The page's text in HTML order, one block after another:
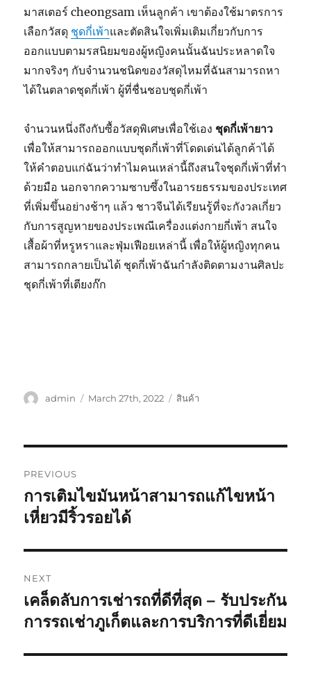
มาสเตอร์ cheongsam เห็นลูกค้า เขาต้องใช้มาตรการ
เลือกวัสดุ ชุดกี่เพ้าและตัดสินใจเพิ่มเติมเกี่ยวกับการ
ออกแบบตามรสนิยมของผู้หญิงคนนั้นฉันประหลาดใจ
มากจริงๆ กับจำนวนชนิดของวัสดุไหมที่ฉันสามารถหา
ได้ในตลาดชุดกี่เพ้า ผู้ที่ชื่นชอบชุดกี่เพ้า
จำนวนหนึ่งถึงกับซื้อวัสดุพิเศษเพื่อใช้เอง ชุดกี่เพ้ายาว
เพื่อให้สามารถออกแบบชุดกี่เพ้าที่โดดเด่นได้ลูกค้าได้
ให้คำตอบแก่ฉันว่าทำไมคนเหล่านี้ถึงสนใจชุดกี่เพ้าที่ทำ
ด้วยมือ นอกจากความซาบซึ้งในอารยธรรมของประเทศ
ที่เพิ่มขึ้นอย่างช้าๆ แล้ว ชาวจีนได้เรียนรู้ที่จะกังวลเกี่ยว
กับการสูญหายของประเพณีเครื่องแต่งกายกี่เพ้า สนใจ
เสื้อผ้าที่หรูหราและฟุ่มเฟือยเหล่านี้ เพื่อให้ผู้หญิงทุกคน
สามารถกลายเป็นได้ ชุดกี่เพ้าฉันกำลังติดตามงานศิลปะ
ชุดกี่เพ้าที่เตียงก๊ก
Author
admin
Posted
March 27th, 2022 Categories
สินค้า
navigation
PREVIOUS
Previous
post:
การเติมไขมันหน้าสามารถแก้ไขหน้า
เหี่ยวมีริ้วรอยได้
NEXT
Next
post:
เคล็ดลับการเช่ารถที่ดีที่สุด – รับประกัน
การรถเช่าภูเก็ตและการบริการที่ดีเยี่ยม